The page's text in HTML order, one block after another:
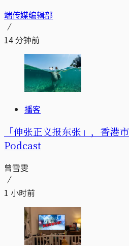
端传媒编辑部
14 分钟前
播客
「伸张正义报东张」，香港
Podcast
曾雪雯
1 小时前